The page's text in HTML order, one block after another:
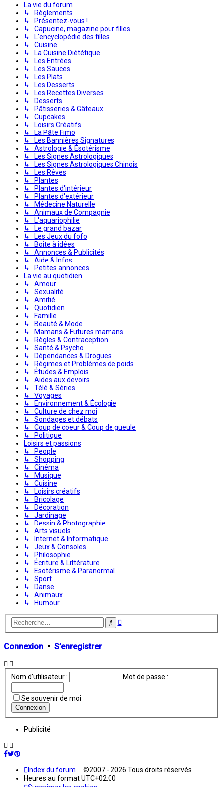
La vie du forum
↳ Règlements
↳ Présentez-vous !
↳ Capucine, magazine pour filles
↳ L'encyclopédie des filles
↳ Cuisine
↳ La Cuisine Diététique
↳ Les Entrées
↳ Les Sauces
↳ Les Plats
↳ Les Desserts
↳ Les Recettes Diverses
↳ Desserts
↳ Pâtisseries & Gâteaux
↳ Cupcakes
↳ Loisirs Créatifs
↳ La Pâte Fimo
↳ Les Bannières Signatures
↳ Astrologie & Ésotérisme
↳ Les Signes Astrologiques
↳ Les Signes Astrologiques Chinois
↳ Les Rêves
↳ Plantes
↳ Plantes d'intérieur
↳ Plantes d'extérieur
↳ Médecine Naturelle
↳ Animaux de Compagnie
↳ L'aquariophilie
↳ Le grand bazar
↳ Les Jeux du fofo
↳ Boite à idées
↳ Annonces & Publicités
↳ Aide & Infos
↳ Petites annonces
La vie au quotidien
↳ Amour
↳ Sexualité
↳ Amitié
↳ Quotidien
↳ Famille
↳ Beauté & Mode
↳ Mamans & Futures mamans
↳ Règles & Contraception
↳ Santé & Psycho
↳ Dépendances & Drogues
↳ Régimes et Problèmes de poids
↳ Études & Emplois
↳ Aides aux devoirs
↳ Télé & Séries
↳ Voyages
↳ Environnement & Écologie
↳ Culture de chez moi
↳ Sondages et débats
↳ Coup de coeur & Coup de gueule
↳ Politique
Loisirs et passions
↳ People
↳ Shopping
↳ Cinéma
↳ Musique
↳ Cuisine
↳ Loisirs créatifs
↳ Bricolage
↳ Décoration
↳ Jardinage
↳ Dessin & Photographie
↳ Arts visuels
↳ Internet & Informatique
↳ Jeux & Consoles
↳ Philosophie
↳ Écriture & Littérature
↳ Esotérisme & Paranormal
↳ Sport
↳ Danse
↳ Animaux
↳ Humour
Rechercher
Recherche
Connexion • S’enregistrer
Nom d’utilisateur : Mot de passe :
Se souvenir de moi
Publicité
Index du forum ©2007 - 2026 Tous droits réservés
Heures au formatUTC+02:00